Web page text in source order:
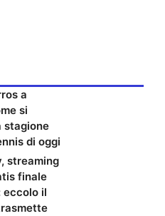
a
si
stagione
di oggi
streaming
finale
eccolo il